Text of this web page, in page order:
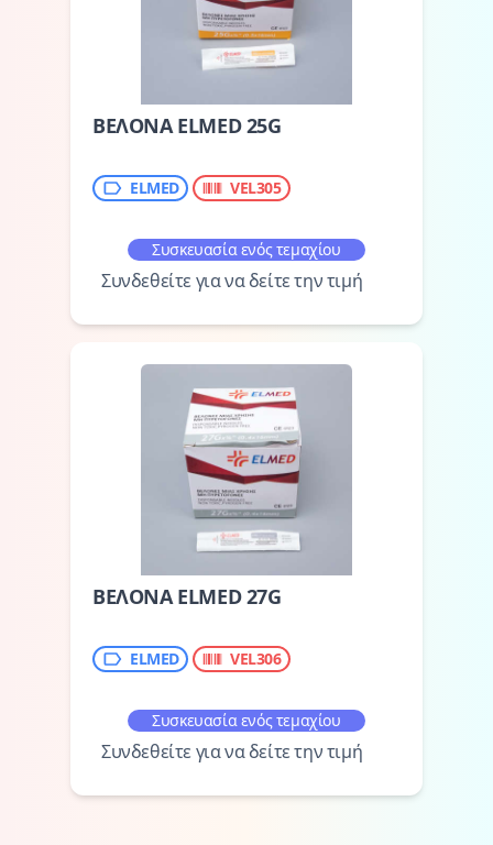
ΒΕΛΟΝΑ ELMED 25G
ELMED VEL305
Συσκευασία ενός τεμαχίου
Συνδεθείτε για να δείτε την τιμή
ΒΕΛΟΝΑ ELMED 27G
ELMED VEL306
Συσκευασία ενός τεμαχίου
Συνδεθείτε για να δείτε την τιμή